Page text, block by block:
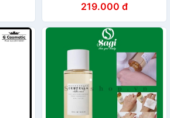
219.000 đ